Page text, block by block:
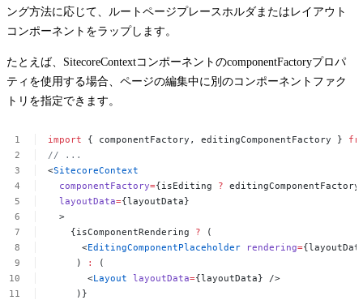
ング方法に応じて、ルートページプレースホルダまたはレイアウト
コンポーネントをラップします。
たとえば、 SitecoreContextコンポーネントのcomponentFactoryプロパ
ティを使用する場合、ページの編集中に別のコンポーネントファク
トリを指定できます。
import { componentFactory, editingComponentFactory }
//
...
<SitecoreContext
componentFactory={isEditing ? editingComponentFactory
layoutData={layoutData}
>
{isComponentRendering
?
(
<EditingComponentPlaceholder rendering=
)
:
(
<Layout layoutData={layoutData}
/>
)}